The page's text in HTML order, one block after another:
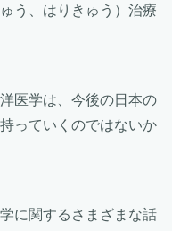
う、はりきゅう）治療
医学は、今後の日本の
っていくのではないか
に関するさまざまな話